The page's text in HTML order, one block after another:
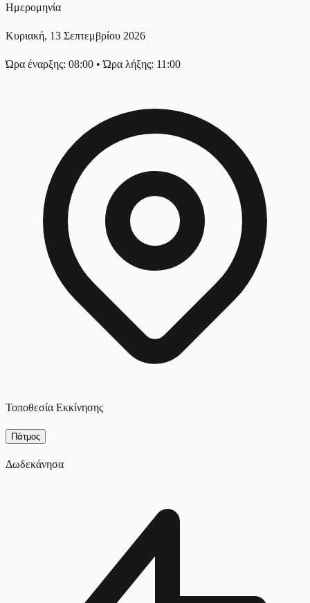
Ημερομηνία
Κυριακή, 13 Σεπτεμβρίου 2026
Ώρα έναρξης: 08:00 •Ώρα λήξης: 11:00
Τοποθεσία Εκκίνησης
Πάτμος
Δωδεκάνησα